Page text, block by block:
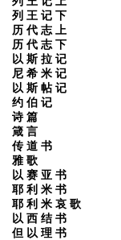
列 王 记 下
历 代 志 上
历 代 志 下
以 斯 拉 记
尼 希 米 记
以 斯 帖 记
约 伯 记
诗 篇
箴 言
传 道 书
雅 歌
以 赛 亚 书
耶 利 米 书
耶 利 米 哀 歌
以 西 结 书
但 以 理 书